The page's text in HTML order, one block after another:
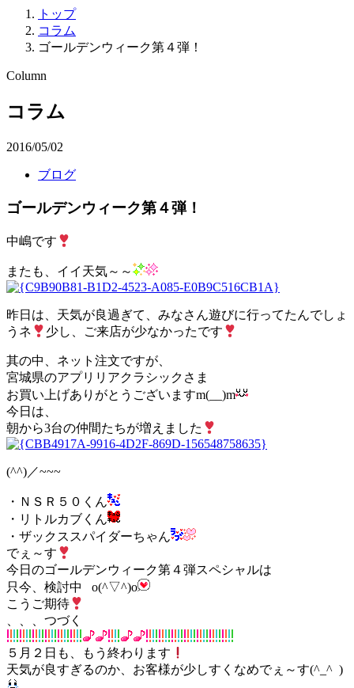
トップ
コラム
ゴールデンウィーク第４弾！
Column
コラム
2016/05/02
ブログ
ゴールデンウィーク第４弾！
中嶋です
またも、イイ天気～～
昨日は、天気が良過ぎて、みなさん遊びに行ってたんでしょ
うネ
少し、ご来店が少なかったです
其の中、ネット注文ですが、
宮城県のアプリリアクラシックさま
お買い上げありがとうございますm(__)m
今日は、
朝から3台の仲間たちが増えました
(^^)／~~~
・ＮＳＲ５０くん
・リトルカブくん
・ザックススパイダーちゃん
でぇ～す
今日のゴールデンウィーク第４弾スペシャルは
只今、検討中 o(^▽^)o
こうご期待
、、、つづく
５月２日も、もう終わります
天気が良すぎるのか、お客様が少しすくなめでぇ～す(^_^ )